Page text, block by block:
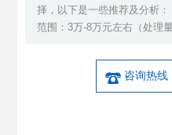
择，以下是一些推荐及分析
范围：3万-8万元左右（处
咨询热线